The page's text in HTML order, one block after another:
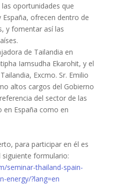
oportunidades que
ofrecen dentro de
y fomentar así las
de Tailandia en
Iamsudha Ekarohit, y el
Excmo. Sr. Emilio
altos cargos del Gobierno
del sector de las
en España como en
para participar en él es
siguiente formulario:
seminar-thailand-spain-
energy/?lang=en